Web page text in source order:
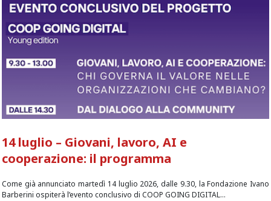
14 luglio – Giovani, lavoro, AI e
cooperazione: il programma
Come già annunciato martedì 14 luglio 2026, dalle 9.30, la Fondazione Ivano
Barberini ospiterà l’evento conclusivo di COOP GOING DIGITAL...